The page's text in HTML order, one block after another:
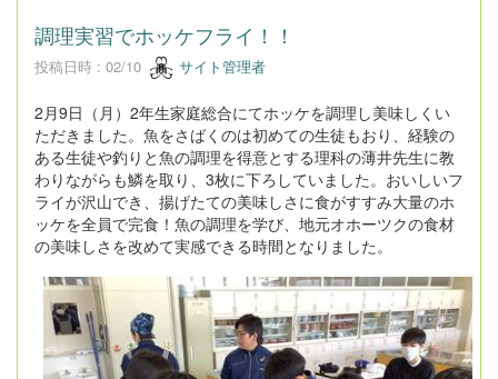
調理実習でホッケフライ！！
投稿日時 : 02/10 サイト管理者
2月9日（月）2年生家庭総合にてホッケを調理し美味しくい
ただきました。魚をさばくのは初めての生徒もおり、経験の
ある生徒や釣りと魚の調理を得意とする理科の薄井先生に教
わりながらも鱗を取り、3枚に下ろしていました。おいしいフ
ライが沢山でき、揚げたての美味しさに食がすすみ大量のホ
ッケを全員で完食！魚の調理を学び、地元オホーツクの食材
の美味しさを改めて実感できる時間となりました。